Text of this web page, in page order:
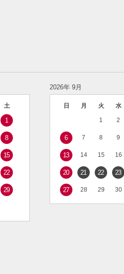
土
1
8
15
22
29
2026年 9月
日 月 火 水
1 2
6 7 8 9
13 14 15 16
20 21 22 23
27 28 29 30